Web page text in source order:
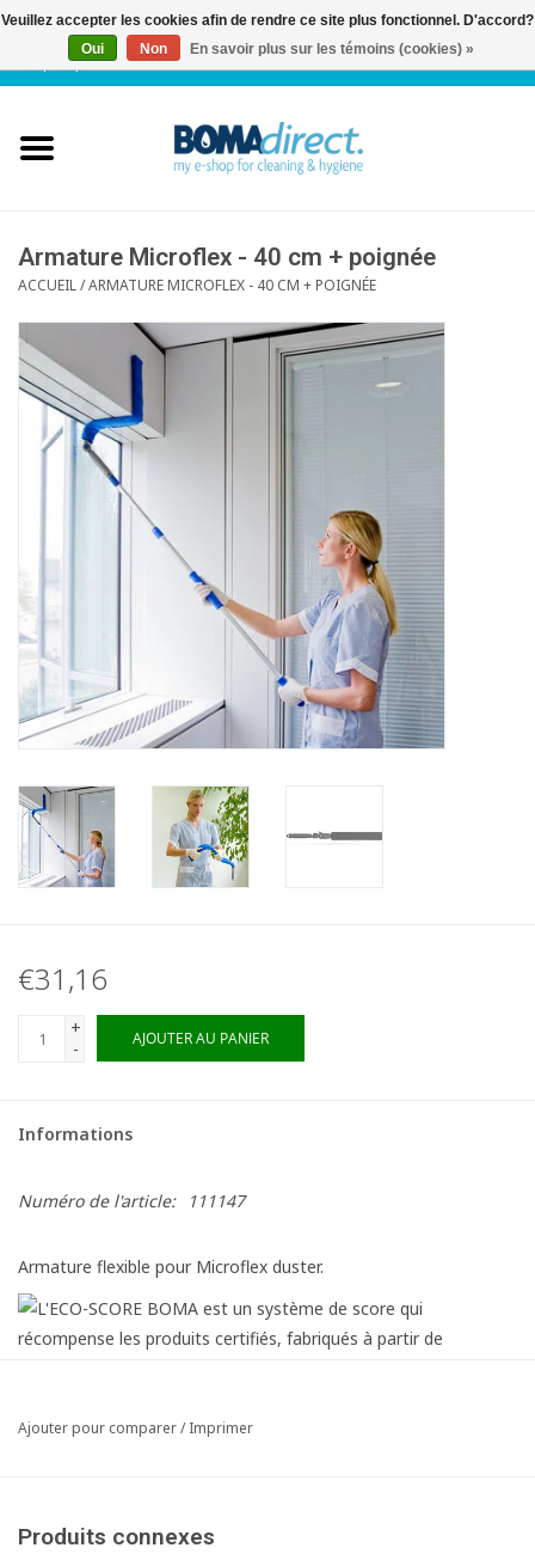
FR| 0 Articles
Service client
Blog
Armature Microflex - 40 cm + poignée
ACCUEIL/ARMATURE MICROFLEX - 40 CM + POIGNÉE
€31,16
+
-
AJOUTER AU PANIER
Informations
Numéro de l'article: 111147
Armature flexible pour Microflex duster.
Fiche produit
Ajouter pour comparer/Imprimer
Produits connexes
Veuillez accepter les cookies afin de rendre ce site plus fonctionnel. D'accord?
Oui
Non En savoir plus sur les témoins (cookies) »